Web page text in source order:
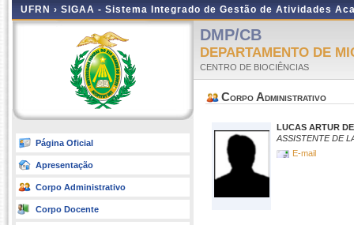
UFRN › SIGAA - Sistema Integrado de Gestão de Atividades
Página Oficial
Apresentação
Corpo Administrativo
Corpo Docente
DMP/CB
DEPARTAMENTO DE
CENTRO DE BIOCIÊNCIAS
Corpo Administrativo
LUCAS ARTUR
ASSISTENTE DE
E-mail